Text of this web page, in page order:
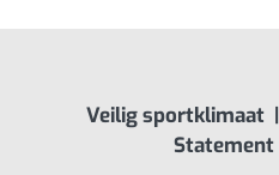
Veilig sportklimaat|
Statement